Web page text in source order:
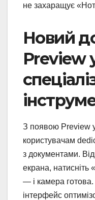
не захаращує
Новий
Preview
З появою Preview
користувачам
з документами.
екрана, натисніть
— і камера
інтерфейс